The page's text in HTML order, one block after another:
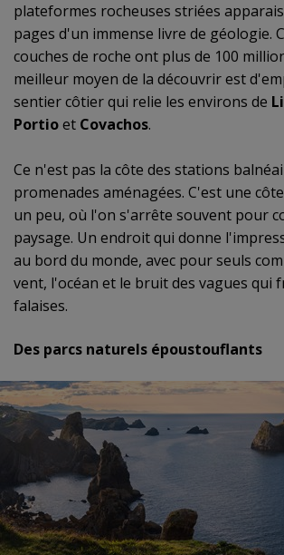
plateformes rocheuses striées
pages d'un immense livre de géologie.
couches de roche ont plus de 100
meilleur moyen de la découvrir est
sentier côtier qui relie les environs de
Portioet Covachos.
Ce n'est pas la côte des stations
promenades aménagées. C'est une
un peu, où l'on s'arrête souvent pour
paysage. Un endroit qui donne
au bord du monde, avec pour seuls
vent, l'océan et le bruit des vagues qui
falaises.
Des parcs naturels époustouflants